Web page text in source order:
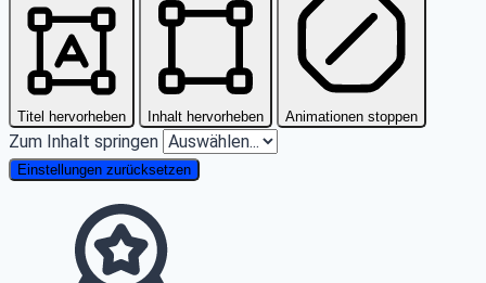
Titel hervorheben Inhalt hervorheben Animationen stoppen
Zum Inhalt springen
Einstellungen zurücksetzen